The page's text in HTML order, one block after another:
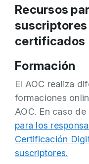
Recursos
certificados
Formación
El AOC realiza
formaciones
AOC. En caso
para los
Certificación
suscriptores.